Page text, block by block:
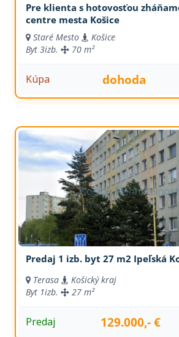
Pre klienta s hotovosťou
centre mesta Košice
Staré Mesto
Košice
Byt 3izb. 70 m²
Kúpa dohoda
Predaj 1 izb. byt 27 m2 Ipeľská
Terasa
Košický kraj
Byt 1izb. 27 m²
Predaj 129.000,- €